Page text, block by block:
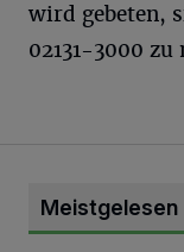
wird gebeten,
02131-3000 zu
Meistgelesen